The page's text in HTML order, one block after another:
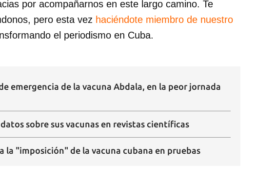
por acompañarnos en este largo camino. Te
pero esta vez haciéndote miembro de nuestro
el periodismo en Cuba.
emergencia de la vacuna Abdala, en la peor jornada
sobre sus vacunas en revistas científicas
la "imposición" de la vacuna cubana en pruebas